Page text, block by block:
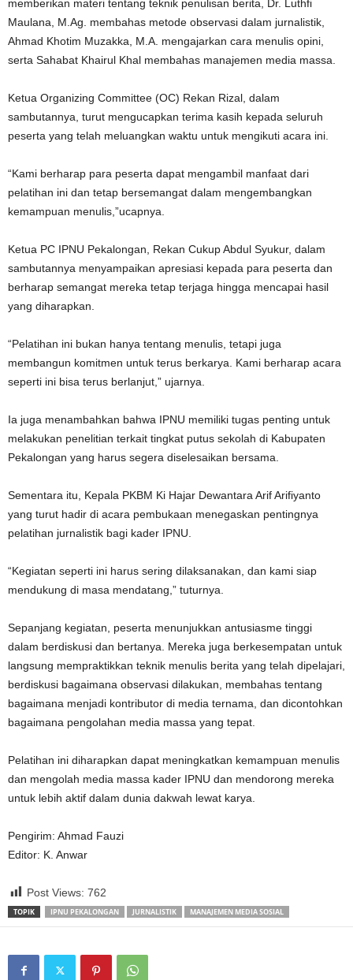
memberikan materi tentang teknik penulisan berita, Dr. Luthfi
Maulana, M.Ag. membahas metode observasi dalam jurnalistik,
Ahmad Khotim Muzakka, M.A. mengajarkan cara menulis opini,
serta Sahabat Khairul Khal membahas manajemen media massa.
Ketua Organizing Committee (OC) Rekan Rizal, dalam
sambutannya, turut mengucapkan terima kasih kepada seluruh
peserta yang telah meluangkan waktu untuk mengikuti acara ini.
“Kami berharap para peserta dapat mengambil manfaat dari
pelatihan ini dan tetap bersemangat dalam mengembangkan
kemampuan menulis,”ucapnya.
Ketua PC IPNU Pekalongan, Rekan Cukup Abdul Syukur, dalam
sambutannya menyampaikan apresiasi kepada para peserta dan
berharap semangat mereka tetap terjaga hingga mencapai hasil
yang diharapkan.
“Pelatihan ini bukan hanya tentang menulis, tetapi juga
membangun komitmen untuk terus berkarya. Kami berharap acara
seperti ini bisa terus berlanjut,” ujarnya.
Ia juga menambahkan bahwa IPNU memiliki tugas penting untuk
melakukan penelitian terkait tingkat putus sekolah di Kabupaten
Pekalongan yang harus segera diselesaikan bersama.
Sementara itu, Kepala PKBM Ki Hajar Dewantara Arif Arifiyanto
yang turut hadir di acara pembukaan menegaskan pentingnya
pelatihan jurnalistik bagi kader IPNU.
“Kegiatan seperti ini harus sering dilaksanakan, dan kami siap
mendukung di masa mendatang,” tuturnya.
Sepanjang kegiatan, peserta menunjukkan antusiasme tinggi
dalam berdiskusi dan bertanya. Mereka juga berkesempatan untuk
langsung mempraktikkan teknik menulis berita yang telah dipelajari,
berdiskusi bagaimana observasi dilakukan, membahas tentang
bagaimana menjadi kontributor di media ternama, dan dicontohkan
bagaimana pengolahan media massa yang tepat.
Pelatihan ini diharapkan dapat meningkatkan kemampuan menulis
dan mengolah media massa kader IPNU dan mendorong mereka
untuk lebih aktif dalam dunia dakwah lewat karya.
Pengirim: Ahmad Fauzi
Editor: K. Anwar
Post Views: 762
TOPIK IPNU PEKALONGAN JURNALISTIK MANAJEMEN MEDIA SOSIAL